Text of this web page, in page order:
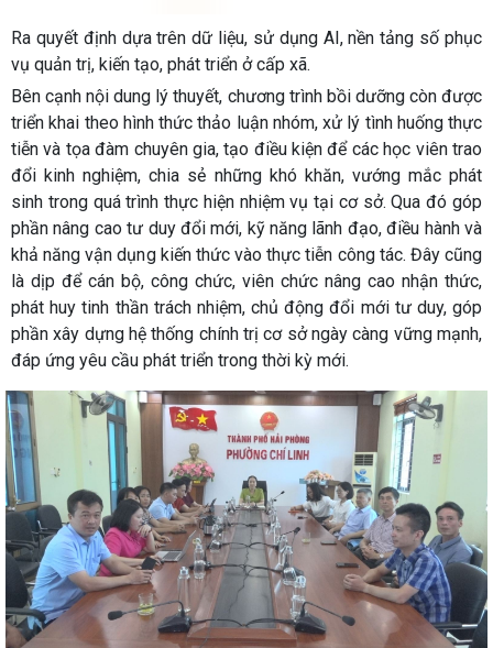
Ra quyết định dựa trên dữ liệu, sử dụng AI, nền tảng số phục
vụ quản trị, kiến tạo, phát triển ở cấp xã.
Bên cạnh nội dung lý thuyết, chương trình bồi dưỡng còn được
triển khai theo hình thức thảo luận nhóm, xử lý tình huống thực
tiễn và tọa đàm chuyên gia, tạo điều kiện để các học viên trao
đổi kinh nghiệm, chia sẻ những khó khăn, vướng mắc phát
sinh trong quá trình thực hiện nhiệm vụ tại cơ sở. Qua đó góp
phần nâng cao tư duy đổi mới, kỹ năng lãnh đạo, điều hành và
khả năng vận dụng kiến thức vào thực tiễn công tác. Đây cũng
là dịp để cán bộ, công chức, viên chức nâng cao nhận thức,
phát huy tinh thần trách nhiệm, chủ động đổi mới tư duy, góp
phần xây dựng hệ thống chính trị cơ sở ngày càng vững mạnh,
đáp ứng yêu cầu phát triển trong thời kỳ mới.